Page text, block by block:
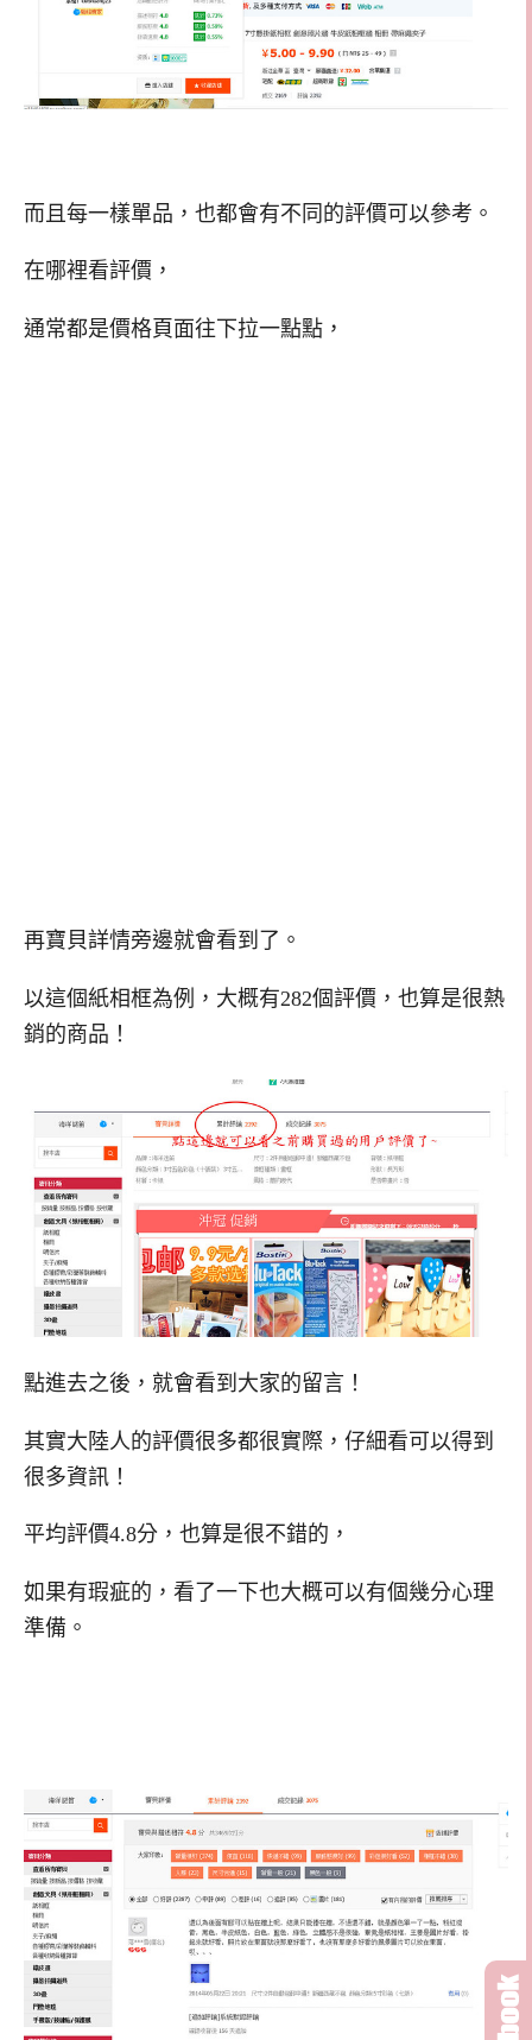
而且每一樣單品，也都會有不同的評價可以參考。
在哪裡看評價，
通常都是價格頁面往下拉一點點，
再寶貝詳情旁邊就會看到了。
以這個紙相框為例，大概有282個評價，也算是很熱
銷的商品！
點進去之後，就會看到大家的留言！
其實大陸人的評價很多都很實際，仔細看可以得到
很多資訊！
平均評價4.8分，也算是很不錯的，
如果有瑕疵的，看了一下也大概可以有個幾分心理
準備。